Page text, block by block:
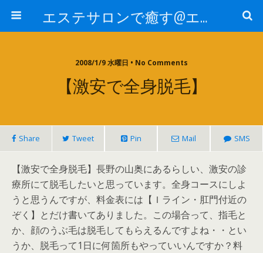
エステサロンで癒す@エステ～全国エステ情報
2008/1/9 水曜日 • No Comments
【激安で全身脱毛】
Share Tweet Pin Mail SMS
【激安で全身脱毛】長野の山奥にあるらしい、激安の診
療所にて脱毛したいと思っています。全身コースにしよ
うと思うんですが、料金表には【Ｉライン・肛門付近の
ぞく】とだけ書いてありました。この場合って、指毛と
か、顔のうぶ毛は脱毛してもらえるんですよね・・とい
うか、脱毛って1日に何箇所もやっていいんですか？料